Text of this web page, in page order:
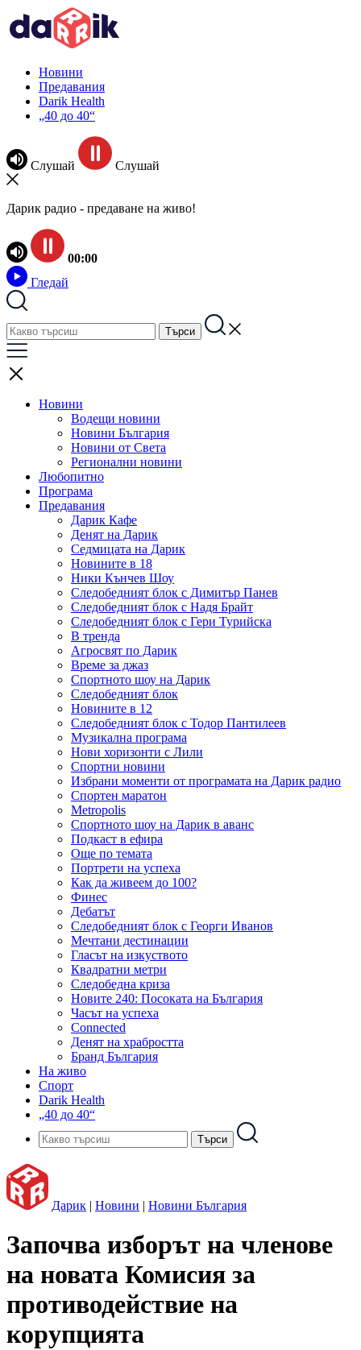
Новини
Предавания
Darik Health
„40 до 40“
Слушай Слушай
Дарик радио - предаване на живо!
00:00
Гледай
Новини
Водещи новини
Новини България
Новини от Света
Регионални новини
Любопитно
Програма
Предавания
Дарик Кафе
Денят на Дарик
Седмицата на Дарик
Новините в 18
Ники Кънчев Шоу
Следобедният блок с Димитър Панев
Следобедният блок с Надя Брайт
Следобедният блок с Гери Турийска
В тренда
Агросвят по Дарик
Време за джаз
Спортното шоу на Дарик
Следобедният блок
Новините в 12
Следобедният блок с Тодор Пантилеев
Музикална програма
Нови хоризонти с Лили
Спортни новини
Избрани моменти от програмата на Дарик радио
Спортен маратон
Metropolis
Спортното шоу на Дарик в аванс
Подкаст в ефира
Още по темата
Портрети на успеха
Как да живеем до 100?
Финес
Дебатът
Следобедният блок с Георги Иванов
Мечтани дестинации
Гласът на изкуството
Квадратни метри
Следобедна криза
Новите 240: Посоката на България
Часът на успеха
Connected
Денят на храбростта
Бранд България
На живо
Спорт
Darik Health
„40 до 40“
Дарик | Новини | Новини България
Започва изборът на членове
на новата Комисия за
противодействие на
корупцията